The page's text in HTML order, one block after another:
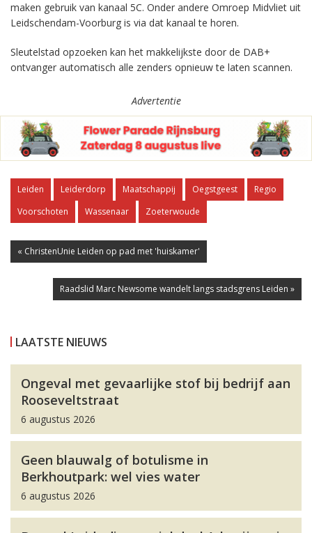
maken gebruik van kanaal 5C. Onder andere Omroep Midvliet uit
Leidschendam-Voorburg is via dat kanaal te horen.
Sleutelstad opzoeken kan het makkelijkste door de DAB+
ontvanger automatisch alle zenders opnieuw te laten scannen.
Advertentie
Leiden Leiderdorp Maatschappij Oegstgeest
Regio
Voorschoten
Wassenaar Zoeterwoude
« ChristenUnie Leiden op pad met 'huiskamer'
Raadslid Marc Newsome wandelt langs stadsgrens Leiden »
LAATSTE NIEUWS
Ongeval met gevaarlijke stof bij bedrijf aan
Rooseveltstraat
6 augustus 2026
Geen blauwalg of botulisme in
Berkhoutpark: wel vies water
6 augustus 2026